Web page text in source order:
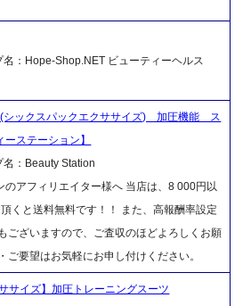
：Hope-Shop.NET ビューティーヘルス
シックスパックエクササイズ) 加圧機能 ス
ステーション】
：Beauty Station
のアフィリエイター様へ 当店は、8 000円以
くと送料無料です！！ また、高報酬率設定
ございますので、ご査収のほどよろしくお願
ご要望はお気軽にお申し付けください。
サイズ】加圧トレーニングスーツ